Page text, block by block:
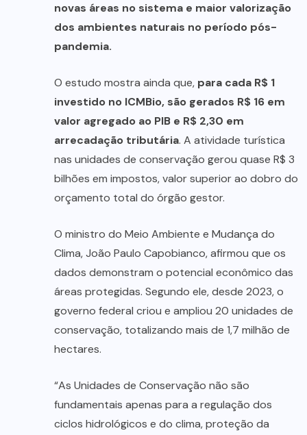
novas áreas no sistema e maior valorização
dos ambientes naturais no período pós-
pandemia.
O estudo mostra ainda que, para cada R$ 1
investido no ICMBio, são gerados R$ 16 em
valor agregado ao PIB e R$ 2,30 em
arrecadação tributária. A atividade turística
nas unidades de conservação gerou quase R$ 3
bilhões em impostos, valor superior ao dobro do
orçamento total do órgão gestor.
O ministro do Meio Ambiente e Mudança do
Clima, João Paulo Capobianco, afirmou que os
dados demonstram o potencial econômico das
áreas protegidas. Segundo ele, desde 2023, o
governo federal criou e ampliou 20 unidades de
conservação, totalizando mais de 1,7 milhão de
hectares.
“As Unidades de Conservação não são
fundamentais apenas para a regulação dos
ciclos hidrológicos e do clima, proteção da